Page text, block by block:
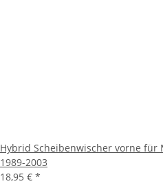
Hybrid Scheibenwischer vorne für
1989-2003
18,95 € *